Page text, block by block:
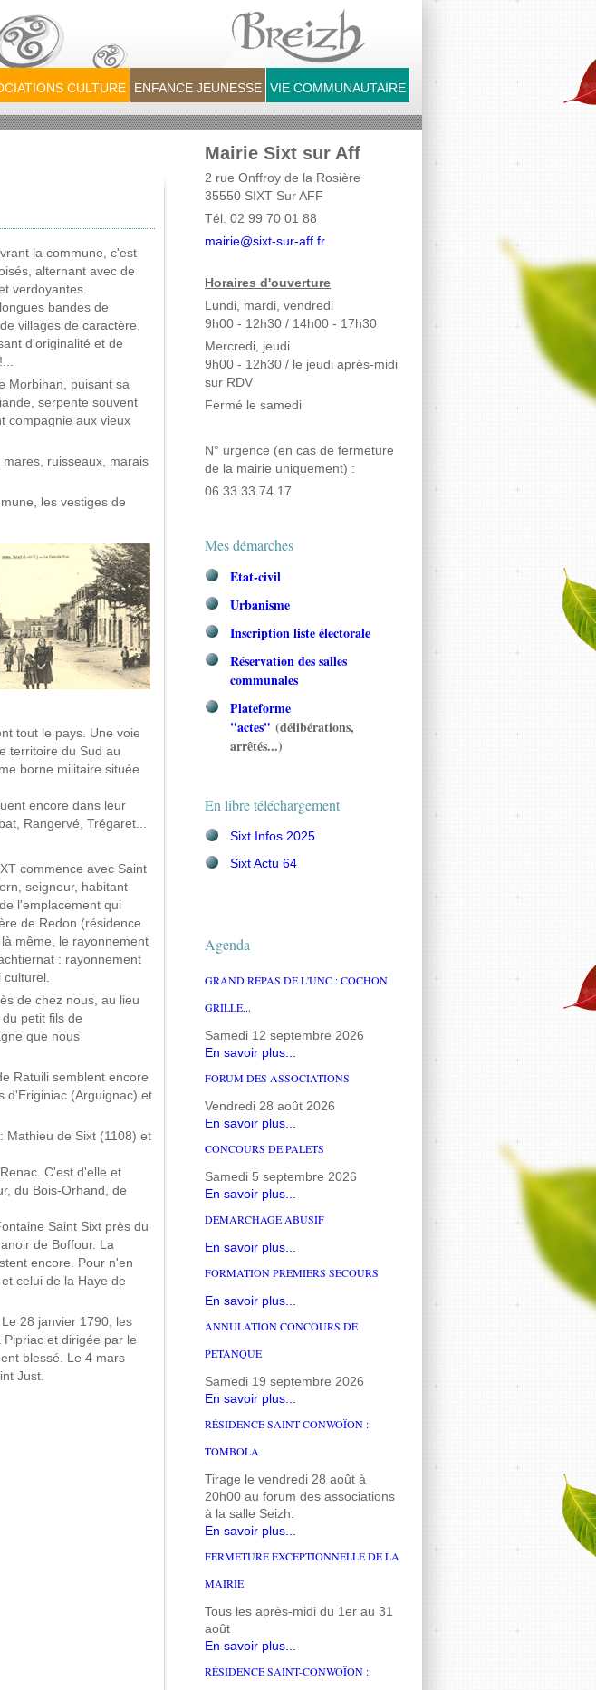
CULTURE ENFANCE JEUNESSE VIE COMMUNAUTAIRE
la commune, c'est
alternant avec de
verdoyantes.
bandes de
villages de caractère,
d'originalité et de
Morbihan, puisant sa
serpente souvent
compagnie aux vieux
ruisseaux, marais
les vestiges de
tout le pays. Une voie
territoire du Sud au
borne militaire située
encore dans leur
Rangervé, Trégaret...
commence avec Saint
seigneur, habitant
l'emplacement qui
de Redon (résidence
même, le rayonnement
: rayonnement
culturel.
de chez nous, au lieu
petit fils de
que nous
Ratuili semblent encore
d'Eriginiac (Arguignac) et
Mathieu de Sixt (1108) et
C'est d'elle et
du Bois-Orhand, de
Saint Sixt près du
de Boffour. La
encore. Pour n'en
celui de la Haye de
28 janvier 1790, les
et dirigée par le
blessé. Le 4 mars
Just.
Mairie Sixt sur Aff
2 rue Onffroy de la Rosière
35550 SIXT Sur AFF
Tél. 02 99 70 01 88
mairie@sixt-sur-aff.fr
Horaires d'ouverture
Lundi, mardi, vendredi
9h00 - 12h30 / 14h00 - 17h30
Mercredi, jeudi
9h00 - 12h30 / le jeudi après-midi
sur RDV
Fermé le samedi
N° urgence (en cas de fermeture
de la mairie uniquement) :
06.33.33.74.17
Mes démarches
Etat-civil
Urbanisme
Inscription liste électorale
Réservation des salles
communales
Plateforme
"actes" (délibérations,
arrêtés...)
En libre téléchargement
Sixt Infos 2025
Sixt Actu 64
Agenda
GRAND REPAS DE L'UNC : COCHON
GRILLÉ...
Samedi 12 septembre 2026
En savoir plus...
FORUM DES ASSOCIATIONS
Vendredi 28 août 2026
En savoir plus...
CONCOURS DE PALETS
Samedi 5 septembre 2026
En savoir plus...
DÉMARCHAGE ABUSIF
En savoir plus...
FORMATION PREMIERS SECOURS
En savoir plus...
ANNULATION CONCOURS DE
PÉTANQUE
Samedi 19 septembre 2026
En savoir plus...
RÉSIDENCE SAINT CONWOÏON :
TOMBOLA
Tirage le vendredi 28 août à
20h00 au forum des associations
à la salle Seizh.
En savoir plus...
FERMETURE EXCEPTIONNELLE DE LA
MAIRIE
Tous les après-midi du 1er au 31
août
En savoir plus...
RÉSIDENCE SAINT-CONWOÏON :